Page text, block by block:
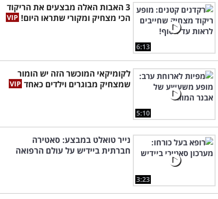
6:13
3 האבות האלה מבצעים את הריקוד
הכי מצחיק ומקורי שתראו היום!
5:10
לקומיקאי המוכשר הזה יש הומור
שמצחיק מבוגרים וילדים כאחד
3:23
נייר טואלט במבצע: סאטירה
חברתית ביידיש על עולם הרפואה